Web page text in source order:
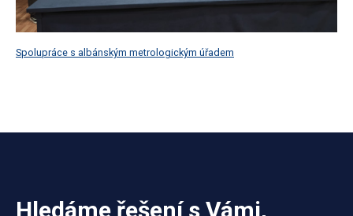
Spolupráce s albánským metrologickým úřadem
Hledáme řešení s Vámi,